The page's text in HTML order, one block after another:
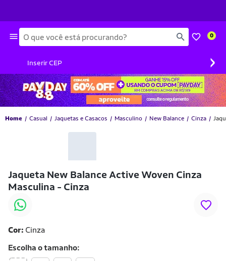
Busca 0
Inserir CEP ›
Home Casual Jaquetas e Casacos Masculino New Balance Cinza
Jaqueta New Balance Active Woven Cinza
Masculina - Cinza
Cor: Cinza
Escolha otamanho